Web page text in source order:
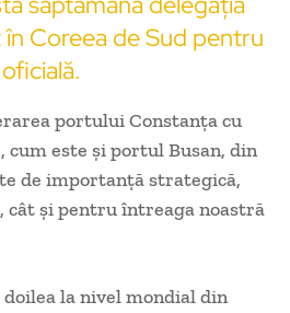
Coreea de Sud pentru
portului Constanța cu
este și portul Busan, din
de importanță strategică,
cât și pentru întreaga noastră
doilea la nivel mondial din